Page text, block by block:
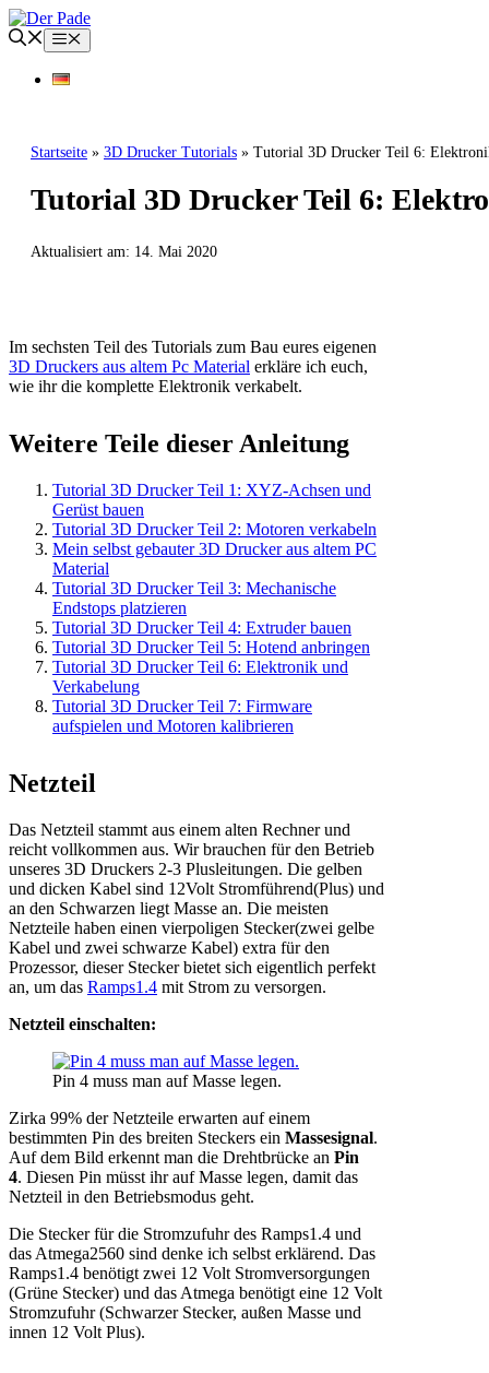
Zum
Inhalt
springen
Menü
Startseite » 3D Drucker Tutorials » Tutorial 3D Drucker Teil 6:
Tutorial 3D Drucker Teil 6:
Aktualisiert am: 14. Mai 2020
Im sechsten Teil des Tutorials zum Bau eures eigenen
3D Druckers aus altem Pc Material erkläre ich euch,
wie ihr die komplette Elektronik verkabelt.
Weitere Teile dieser Anleitung
Tutorial 3D Drucker Teil 1: XYZ-Achsen und
Gerüst bauen
Tutorial 3D Drucker Teil 2: Motoren verkabeln
Mein selbst gebauter 3D Drucker aus altem PC
Material
Tutorial 3D Drucker Teil 3: Mechanische
Endstops platzieren
Tutorial 3D Drucker Teil 4: Extruder bauen
Tutorial 3D Drucker Teil 5: Hotend anbringen
Tutorial 3D Drucker Teil 6: Elektronik und
Verkabelung
Tutorial 3D Drucker Teil 7: Firmware
aufspielen und Motoren kalibrieren
Netzteil
Das Netzteil stammt aus einem alten Rechner und
reicht vollkommen aus. Wir brauchen für den Betrieb
unseres 3D Druckers 2-3 Plusleitungen. Die gelben
und dicken Kabel sind 12Volt Stromführend(Plus) und
an den Schwarzen liegt Masse an. Die meisten
Netzteile haben einen vierpoligen Stecker(zwei gelbe
Kabel und zwei schwarze Kabel) extra für den
Prozessor, dieser Stecker bietet sich eigentlich perfekt
an, um das Ramps1.4 mit Strom zu versorgen.
Netzteil einschalten:
Pin 4 muss man auf Masse legen.
Zirka 99% der Netzteile erwarten auf einem
bestimmten Pin des breiten Steckers ein Massesignal.
Auf dem Bild erkennt man die Drehtbrücke an Pin
4. Diesen Pin müsst ihr auf Masse legen, damit das
Netzteil in den Betriebsmodus geht.
Die Stecker für die Stromzufuhr des Ramps1.4 und
das Atmega2560 sind denke ich selbst erklärend. Das
Ramps1.4 benötigt zwei 12 Volt Stromversorgungen
(Grüne Stecker) und das Atmega benötigt eine 12 Volt
Stromzufuhr (Schwarzer Stecker, außen Masse und
innen 12 Volt Plus).